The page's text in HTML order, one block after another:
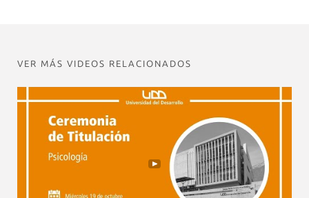
VER MÁS VIDEOS RELACIONADOS